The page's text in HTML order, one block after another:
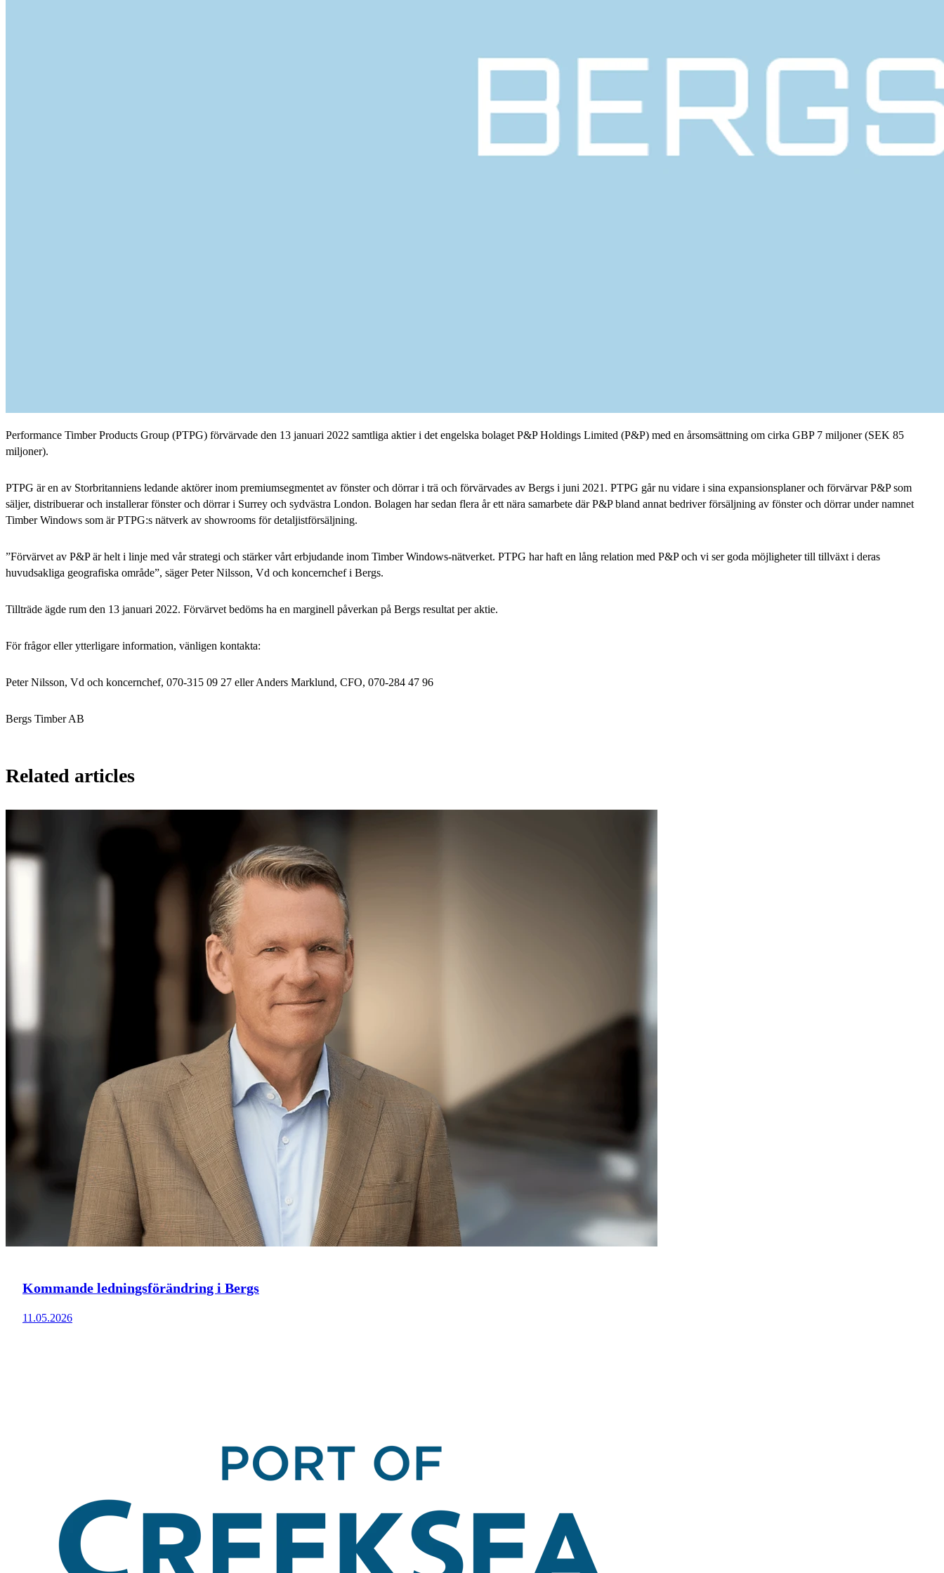
Performance Timber Products Group (PTPG) förvärvade den 13 januari 2022 samtliga aktier i det engelska bolaget P&P Holdings Limited (P&P) med en årsomsättning om cirka GBP 7 miljoner (SEK 85
miljoner).
PTPG är en av Storbritanniens ledande aktörer inom premiumsegmentet av fönster och dörrar i trä och förvärvades av Bergs i juni 2021. PTPG går nu vidare i sina expansionsplaner och förvärvar P&P som
säljer, distribuerar och installerar fönster och dörrar i Surrey och sydvästra London. Bolagen har sedan flera år ett nära samarbete där P&P bland annat bedriver försäljning av fönster och dörrar under namnet
Timber Windows som är PTPG:s nätverk av showrooms för detaljistförsäljning.
”Förvärvet av P&P är helt i linje med vår strategi och stärker vårt erbjudande inom Timber Windows-nätverket. PTPG har haft en lång relation med P&P och vi ser goda möjligheter till tillväxt i deras
huvudsakliga geografiska område”, säger Peter Nilsson, Vd och koncernchef i Bergs.
Tillträde ägde rum den 13 januari 2022. Förvärvet bedöms ha en marginell påverkan på Bergs resultat per aktie.
För frågor eller ytterligare information, vänligen kontakta:
Peter Nilsson, Vd och koncernchef, 070-315 09 27 eller Anders Marklund, CFO, 070-284 47 96
Bergs Timber AB
Related articles
Kommande ledningsförändring i Bergs
11.05.2026